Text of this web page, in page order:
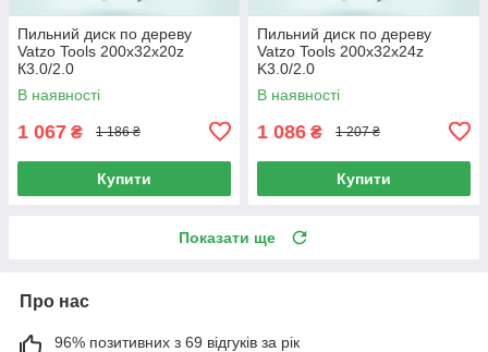
Пильний диск по дереву
Vatzo Tools 200x32x20z
К3.0/2.0
В наявності
1 067 ₴ 1 186 ₴
Купити
Пильний диск по дереву
Vatzo Tools 200x32x24z
K3.0/2.0
В наявності
1 086 ₴ 1 207 ₴
Купити
Показати ще
Про нас
96% позитивних з 69 відгуків за рік